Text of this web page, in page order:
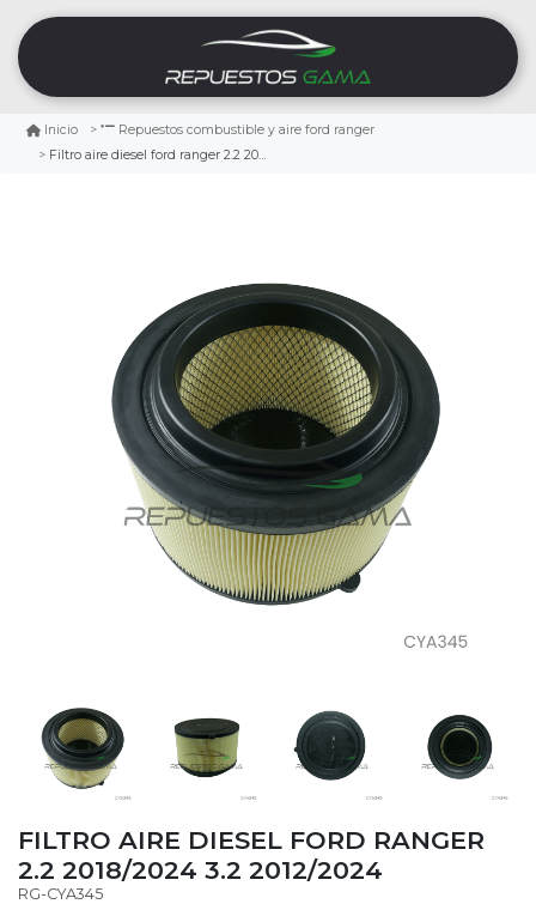
Inicio
Repuestos combustible y aire ford ranger
Filtro aire diesel ford ranger 2.2 2018/2024 3.2 2012/2024
FILTRO AIRE DIESEL FORD RANGER
2.2 2018/2024 3.2 2012/2024
RG-CYA345